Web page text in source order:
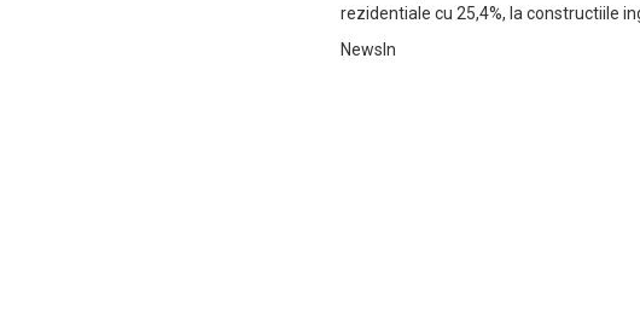
rezidentiale cu 25,4%, la constructiile
NewsIn